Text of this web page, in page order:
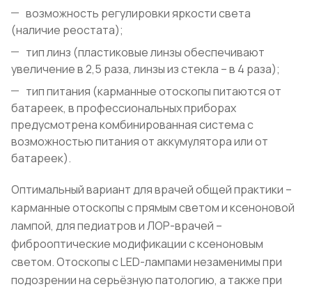
возможность регулировки яркости света
(наличие реостата);
тип линз (пластиковые линзы обеспечивают
увеличение в 2,5 раза, линзы из стекла – в 4 раза);
тип питания (карманные отоскопы питаются от
батареек, в профессиональных приборах
предусмотрена комбинированная система с
возможностью питания от аккумулятора или от
батареек).
Оптимальный вариант для врачей общей практики –
карманные отоскопы с прямым светом и ксеноновой
лампой, для педиатров и ЛОР-врачей –
фиброоптические модификации с ксеноновым
светом. Отоскопы с LED-лампами незаменимы при
подозрении на серьёзную патологию, а также при